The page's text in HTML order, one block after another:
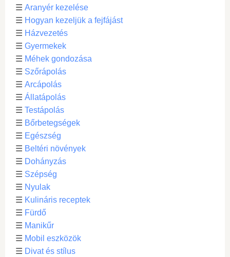
☰ Aranyér kezelése
☰ Hogyan kezeljük a fejfájást
☰ Házvezetés
☰ Gyermekek
☰ Méhek gondozása
☰ Szőrápolás
☰ Arcápolás
☰ Állatápolás
☰ Testápolás
☰ Bőrbetegségek
☰ Egészség
☰ Beltéri növények
☰ Dohányzás
☰ Szépség
☰ Nyulak
☰ Kulináris receptek
☰ Fürdő
☰ Manikűr
☰ Mobil eszközök
☰ Divat és stílus